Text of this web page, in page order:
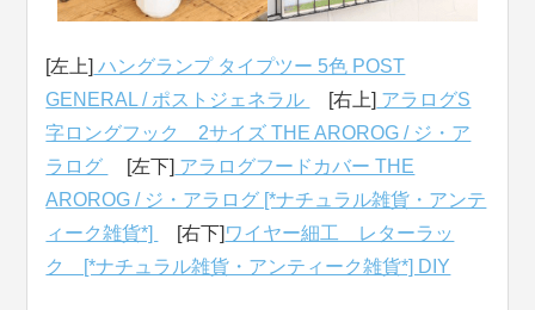
[左上] ハングランプ タイプツー 5色 POST
GENERAL / ポストジェネラル
[右上] アラログS
字ロングフック 2サイズ THE AROROG / ジ・ア
ラログ
[左下] アラログフードカバー THE
AROROG / ジ・アラログ [*ナチュラル雑貨・アンテ
ィーク雑貨*]
[右下] ワイヤー細工 レターラッ
ク [*ナチュラル雑貨・アンティーク雑貨*] DIY